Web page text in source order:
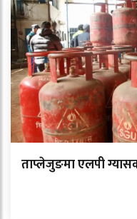
ताप्लेजुङमा एलपी